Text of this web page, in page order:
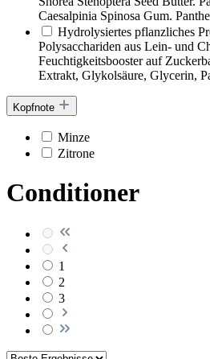
Caesalpinia Spinosa Gum.
Hydrolysiertes pflanzliches
Polysacchariden aus Lein- und
Feuchtigkeitsbooster auf
Extrakt, Glykolsäure, Glycerin,
Kopfnote
Minze
Zitrone
Conditioner
1
2
3